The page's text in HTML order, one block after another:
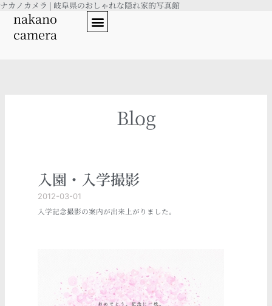
内
ナカノカメラ | 岐阜県のおしゃれな隠れ家的写真館
nakano
camera
Blog
入園・入学撮影
2012-03-01
入学記念撮影の案内が出来上がりました。